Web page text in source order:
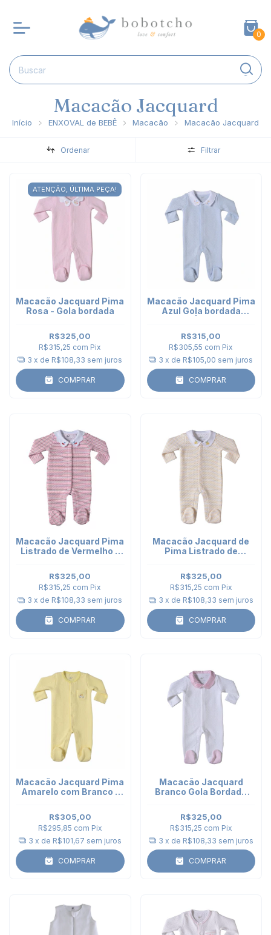
0
Macacão Jacquard
Início ENXOVAL de BEBÊ Macacão Macacão Jacquard
Ordenar Filtrar
ATENÇÃO, ÚLTIMA PEÇA!
Macacão Jacquard Pima
Rosa - Gola bordada
R$325,00
R$315,25 com Pix
3 x de R$108,33 sem juros
COMPRAR
Macacão Jacquard Pima
Azul Gola bordada
R$315,00
R$305,55 com Pix
3 x de R$105,00 sem juros
COMPRAR
Macacão Jacquard Pima
Listrado de Vermelho -
R$325,00
R$315,25 com Pix
3 x de R$108,33 sem juros
COMPRAR
Macacão Jacquard de
Pima Listrado de
R$325,00
R$315,25 com Pix
3 x de R$108,33 sem juros
COMPRAR
Macacão Jacquard Pima
Amarelo com Branco -
R$305,00
R$295,85 com Pix
3 x de R$101,67 sem juros
COMPRAR
Macacão Jacquard
Branco Gola Bordada
R$325,00
R$315,25 com Pix
3 x de R$108,33 sem juros
COMPRAR